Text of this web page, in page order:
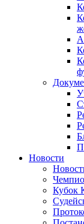
Новости
Кубок